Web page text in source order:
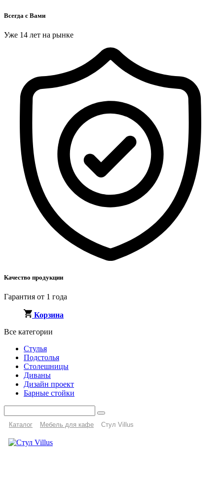
Всегда с Вами
Уже 14 лет на рынке
Качество продукции
Гарантия от 1 года
Корзина
Все категории
Стулья
Подстолья
Столешницы
Диваны
Дизайн проект
Барные стойки
Каталог Мебель для кафе Стул Villus